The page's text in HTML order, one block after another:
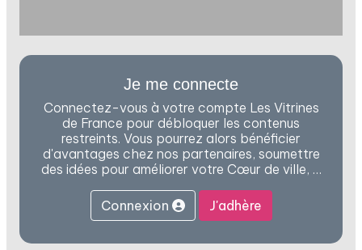
Je me connecte
Connectez-vous à votre compte Les Vitrines
de France pour débloquer les contenus
restreints. Vous pourrez alors bénéficier
d'avantages chez nos partenaires, soumettre
des idées pour améliorer votre Cœur de ville, …
Connexion J'adhère